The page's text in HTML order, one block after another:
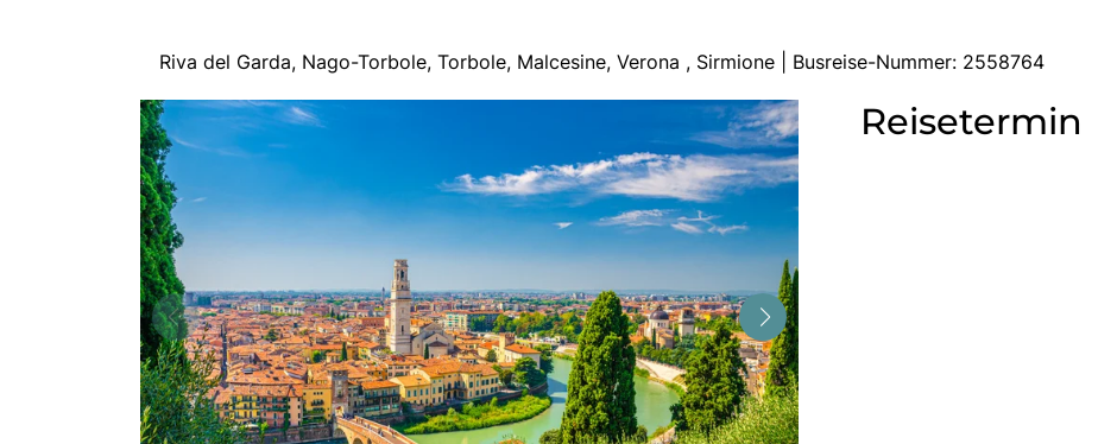
Riva del Garda, Nago-Torbole, Torbole, Malcesine, Verona , Sirmione | Busreise-Nummer: 2558764
Reisetermin